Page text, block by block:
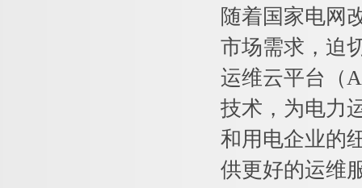
随着国家电网
市场需求，迫
运维云平台（
技术，为电力
和用电企业的
供更好的运维